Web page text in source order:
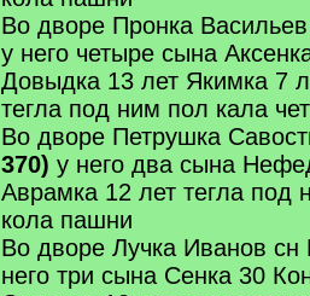
Во дворе Пронка
у него четыре сына
Довыдка 13 лет Якимка 7
тегла под ним пол кала
Во дворе Петрушка
370) у него два сына
Аврамка 12 лет тегла под
кола пашни
Во дворе Лучка Иванов
него три сына Сенка 30